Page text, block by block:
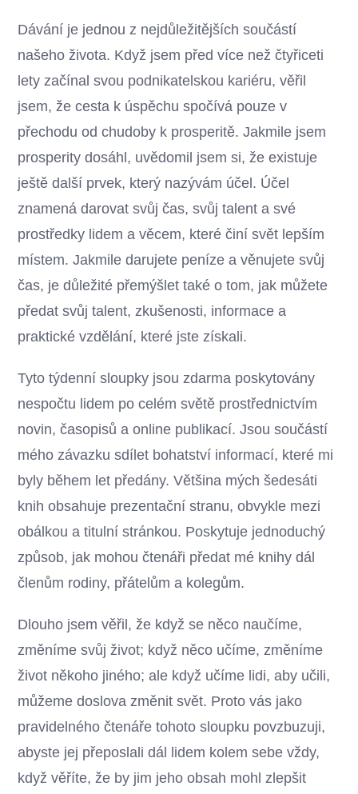
Dávání je jednou z nejdůležitějších součástí
našeho života. Když jsem před více než čtyřiceti
lety začínal svou podnikatelskou kariéru, věřil
jsem, že cesta k úspěchu spočívá pouze v
přechodu od chudoby k prosperitě. Jakmile jsem
prosperity dosáhl, uvědomil jsem si, že existuje
ještě další prvek, který nazývám účel. Účel
znamená darovat svůj čas, svůj talent a své
prostředky lidem a věcem, které činí svět lepším
místem. Jakmile darujete peníze a věnujete svůj
čas, je důležité přemýšlet také o tom, jak můžete
předat svůj talent, zkušenosti, informace a
praktické vzdělání, které jste získali.
Tyto týdenní sloupky jsou zdarma poskytovány
nespočtu lidem po celém světě prostřednictvím
novin, časopisů a online publikací. Jsou součástí
mého závazku sdílet bohatství informací, které mi
byly během let předány. Většina mých šedesáti
knih obsahuje prezentační stranu, obvykle mezi
obálkou a titulní stránkou. Poskytuje jednoduchý
způsob, jak mohou čtenáři předat mé knihy dál
členům rodiny, přátelům a kolegům.
Dlouho jsem věřil, že když se něco naučíme,
změníme svůj život; když něco učíme, změníme
život někoho jiného; ale když učíme lidi, aby učili,
můžeme doslova změnit svět. Proto vás jako
pravidelného čtenáře tohoto sloupku povzbuzuji,
abyste jej přeposlali dál lidem kolem sebe vždy,
když věříte, že by jim jeho obsah mohl zlepšit